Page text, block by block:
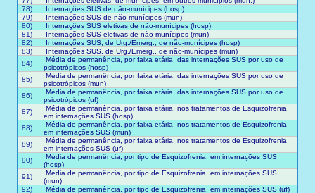
78)
Internações SUS de não-munícipes (hosp)
79)
Internações SUS de não-munícipes (mun)
80)
Internações SUS eletivas de não-munícipes (hosp)
81)
Internações SUS eletivas de não-munícipes (mun)
82)
Internações SUS, de Urg./Emerg., de não-munícipes (hosp)
83)
Internações SUS, de Urg./Emerg., de não-munícipes (mun)
84)
Média de permanência, por faixa etária, das internações SUS por uso de
psicotrópicos (hosp)
85)
Média de permanência, por faixa etária, das internações SUS por uso de
psicotrópicos (mun)
86)
Média de permanência, por faixa etária, das internações SUS por uso de
psicotrópicos (uf)
87)
Média de permanência, por faixa etária, nos tratamentos de Esquizofrenia
em internações SUS (hosp)
88)
Média de permanência, por faixa etária, nos tratamentos de Esquizofrenia
em internações SUS (mun)
89)
Média de permanência, por faixa etária, nos tratamentos de Esquizofrenia
em internações SUS (uf)
90)
Média de permanência, por tipo de Esquizofrenia, em internações SUS
(hosp)
91)
Média de permanência, por tipo de Esquizofrenia, em internações SUS
(mun)
92)
Média de permanência, por tipo de Esquizofrenia, em internações SUS (uf)